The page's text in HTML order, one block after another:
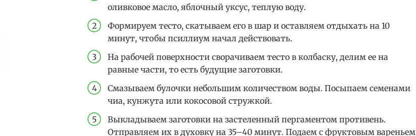
оливковое масло, яблочный уксус, теплую воду.
Формируем тесто, скатываем его в шар и оставляем отдыхать на 10
минут, чтобы псиллиум начал действовать.
На рабочей поверхности сворачиваем тесто в колбаску, делим ее на
равные части, то есть будущие заготовки.
Смазываем булочки небольшим количеством воды. Посыпаем семенами
чиа, кунжута или кокосовой стружкой.
Выкладываем заготовки на застеленный пергаментом противень.
Отправляем их в духовку на 35–40 минут. Подаем с фруктовым вареньем